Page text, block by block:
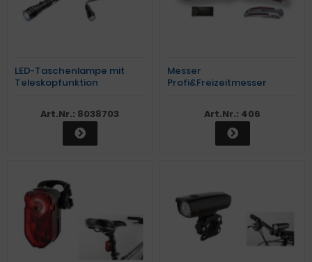
LED-Taschenlampe mit
Teleskopfunktion
Art.Nr.: 8038703
Messer
Profi&Freizeitmesser
Art.Nr.: 406